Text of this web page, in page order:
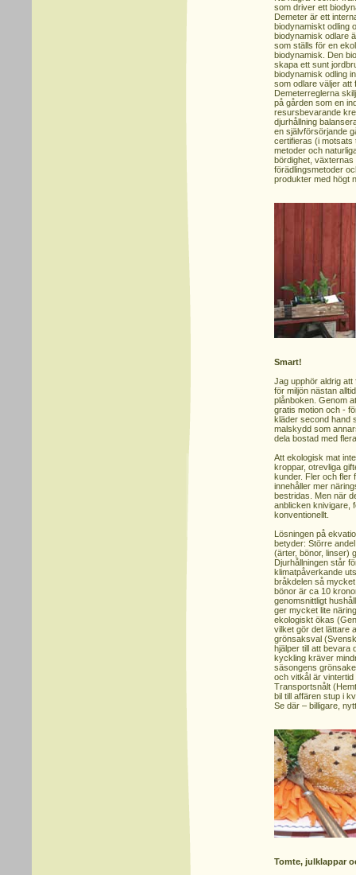
som driver ett
Demeter är ett
biodynamiskt odling
biodynamisk odlare
som ställs för en
biodynamisk. Den
skapa ett sunt
biodynamisk odling
som odlare väljer att
Demeterreglerna
på gården som en
resursbevarande
djurhållning
en självförsörjande
certifieras (i motsats
metoder och
bördighet,
förädlingsmetoder
produkter med högt
Smart!
Jag upphör aldrig
för miljön nästan
plånboken. Genom
gratis motion och -
kläder second hand
malskydd som
dela bostad med
Att ekologisk mat
kroppar, otrevliga
kunder. Fler och fler
innehåller mer
bestridas. Men när
anblicken knivigare,
konventionellt.
Lösningen på
betyder: Större
(ärter, bönor, linser)
Djurhållningen står
klimatpåverkande
bråkdelen så
bönor är ca 10
genomsnittligt
ger mycket lite
ekologiskt ökas
vilket gör det lättare
grönsaksval
hjälper till att bevara
kyckling kräver
säsongens
och vitkål är
Transportsnålt
bil till affären stup i
Se där – billigare,
Tomte, julklappar